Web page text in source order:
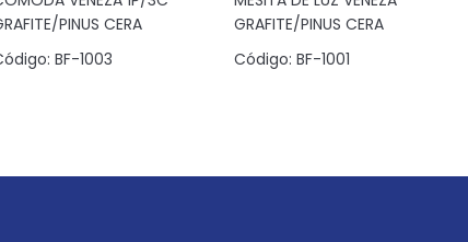
PINUS CERA
BF-1003
GRAFITE/PINUS CERA
Código: BF-1001